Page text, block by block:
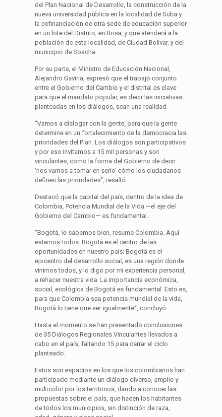
del Plan Nacional de Desarrollo, la construcción de la
nueva universidad pública en la localidad de Suba y
la cofinanciación de otra sede de educación superior
en un lote del Distrito, en Bosa, y que atenderá a la
población de esta localidad, de Ciudad Bolívar, y del
municipio de Soacha.
Por su parte, el Ministro de Educación Nacional,
Alejandro Gaviria, expresó que el trabajo conjunto
entre el Gobierno del Cambio y el distrital es clave
para que el mandato popular, es decir las iniciativas
planteadas en los diálogos, sean una realidad.
“Vamos a dialogar con la gente, para que la gente
determine en un fortalecimiento de la democracia las
prioridades del Plan. Los diálogos son participativos
y por eso invitamos a 15 mil personas y son
vinculantes, como la forma del Gobierno de decir
‘nos vamos a tomar en serio’ cómo los ciudadanos
definen las prioridades”, resaltó.
Destacó que la capital del país, dentro de la idea de
Colombia, Potencia Mundial de la Vida —el eje del
Gobierno del Cambio— es fundamental.
“Bogotá, lo sabemos bien, resume Colombia. Aquí
estamos todos. Bogotá es el centro de las
oportunidades en nuestro país; Bogotá es el
epicentro del desarrollo social; es una región donde
vinimos todos, y lo digo por mi experiencia personal,
a rehacer nuestra vida. La importancia económica,
social, ecológica de Bogotá es fundamental. Esto es,
para que Colombia sea potencia mundial de la vida,
Bogotá lo tiene que ser igualmente”, concluyó.
Hasta el momento se han presentado conclusiones
de 35 Diálogos Regionales Vinculantes llevados a
cabo en el país, faltando 15 para cerrar el ciclo
planteado.
Estos son espacios en los que los colombianos han
participado mediante un diálogo diverso, amplio y
multicolor por los territorios, dando a conocer las
propuestas sobre el país, que hacen los habitantes
de todos los municipios, sin distinción de raza,